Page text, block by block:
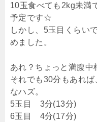
10玉食べても2kg未満
予定です☆
しかし、5玉目くらい
めました。
あれ？ちょっと満腹中
それでも30分もあれ
なハズ。
5玉目 3分(13分)
6玉目 4分(17分)